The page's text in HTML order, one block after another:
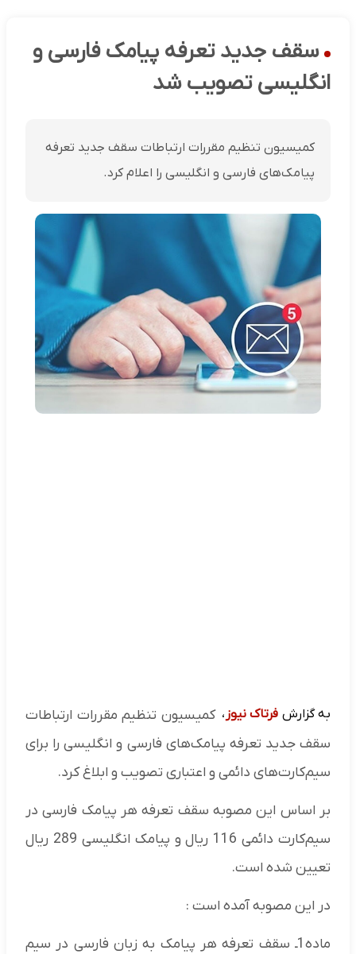
سقف جدید تعرفه پیامک فارسی و
انگلیسی تصویب شد
کمیسیون تنظیم مقررات ارتباطات سقف جدید تعرفه
پیامک‌های فارسی و انگلیسی را اعلام کرد.
به گزارش فرتاک نیوز ، کمیسیون تنظیم مقررات ارتباطات
سقف جدید تعرفه پیامک‌های فارسی و انگلیسی را برای
سیم‌کارت‌های دائمی و اعتباری تصویب و ابلاغ کرد.
بر اساس این مصوبه سقف تعرفه هر پیامک فارسی در
سیم‌کارت دائمی 116 ریال و پیامک انگلیسی 289 ریال
تعیین شده است.
در این مصوبه آمده است :
ماده1ـ سقف تعرفه هر پیامک به زبان فارسی در سیم